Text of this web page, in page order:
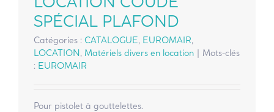
SPÉCIAL PLAFOND
Catégories : CATALOGUE, EUROMAIR,
LOCATION, Matériels divers en location | Mots-clés
: EUROMAIR
Pour pistolet à gouttelettes.